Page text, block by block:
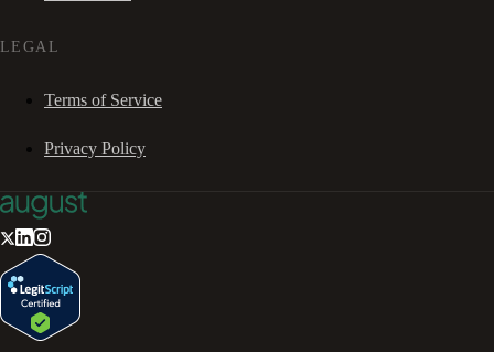
LEGAL
Terms of Service
Privacy Policy